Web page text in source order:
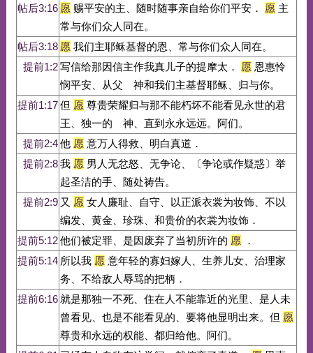
帖后3:16 愿赐平安的主、随时随事亲自给你们平安． 愿主
常与你们众人同在。
帖后3:18 愿我们主耶稣基督的恩、常与你们众人同在。
提前1:2写信给那因信主作我真儿子的提摩太． 愿恩惠怜
悯平安、从父 神和我们主基督耶稣、归与你。
提前1:17但 愿尊贵荣耀归与那不能朽坏不能看见永世的君
王、独一的 神、直到永永远远。阿们。
提前2:4他 愿意万人得救、明白真道．
提前2:8我 愿男人无忿怒、无争论、〔争论或作疑惑〕举
起圣洁的手、随处祷告。
提前2:9 又 愿女人廉耻、自守、以正派衣裳为妆饰、不以
编发、黄金、珍珠、和贵价的衣裳为妆饰．
提前5:12他们被定罪、是因废弃了当初所许的 愿．
提前5:14 所以我 愿意年轻的寡妇嫁人、生养儿女、治理家
务、不给敌人辱骂的把柄．
提前6:16就是那独一不死、住在人不能靠近的光里、是人未
曾看见、也是不能看见的、要将他显明出来。但 愿
尊贵和永远的权能、都归给他。阿们。